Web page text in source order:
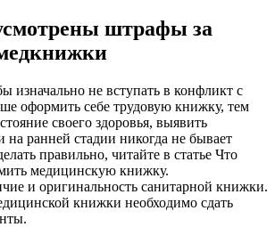
штрафы за
изначально не вступать в конфликт с
оформить себе трудовую книжку, тем
своего здоровья, выявить
ранней стадии никогда не бывает
правильно, читайте в статье Что
медицинскую книжку.
и оригинальность санитарной книжки.
книжки необходимо сдать